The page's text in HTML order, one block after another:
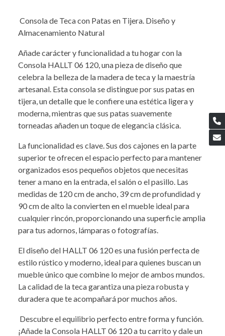
Consola de Teca con Patas en Tijera. Diseño y
Almacenamiento Natural
Añade carácter y funcionalidad a tu hogar con la
Consola HALLT 06 120, una pieza de diseño que
celebra la belleza de la madera de teca y la maestría
artesanal. Esta consola se distingue por sus patas en
tijera, un detalle que le confiere una estética ligera y
moderna, mientras que sus patas suavemente
torneadas añaden un toque de elegancia clásica.
La funcionalidad es clave. Sus dos cajones en la parte
superior te ofrecen el espacio perfecto para mantener
organizados esos pequeños objetos que necesitas
tener a mano en la entrada, el salón o el pasillo. Las
medidas de 120 cm de ancho, 39 cm de profundidad y
90 cm de alto la convierten en el mueble ideal para
cualquier rincón, proporcionando una superficie amplia
para tus adornos, lámparas o fotografías.
El diseño del HALLT 06 120 es una fusión perfecta de
estilo rústico y moderno, ideal para quienes buscan un
mueble único que combine lo mejor de ambos mundos.
La calidad de la teca garantiza una pieza robusta y
duradera que te acompañará por muchos años.
Descubre el equilibrio perfecto entre forma y función.
¡Añade la Consola HALLT 06 120 a tu carrito y dale un